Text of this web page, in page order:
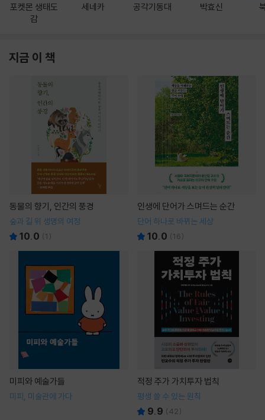
포켓몬 생태도
감
세네카 공각기동대 박효신
지금 이 책
동물의 향기, 인간의 풍경
숲과 길 위 생명의 여정
10.0 (1 )
인생에 단어가 스며드는 순간
단어 하나로 바뀌는 세상
10.0 (16)
미피와 예술가들
미피, 미술관에 가다
적정 주가 가치투자 법칙
평생 쓸 수 있는 원칙
9.9 (42)